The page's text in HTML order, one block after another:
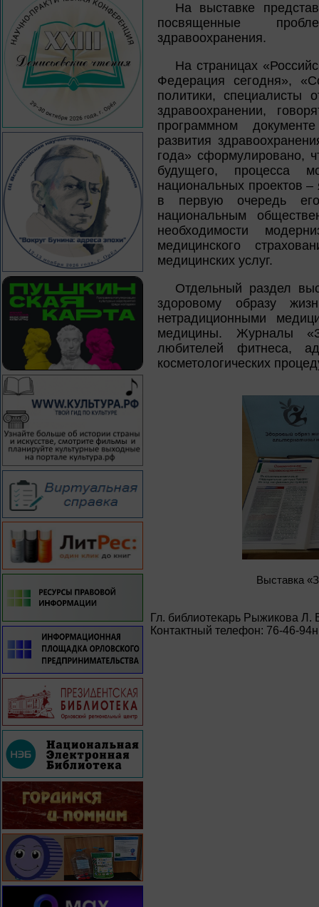
На выставке
посвященные
здравоохранения.
На страницах
Федерация сегодня»,
политики, специалисты
здравоохранении,
программном
развития
года» сформулировано,
будущего, процесса
национальных проектов –
в первую очередь
национальным
необходимости
медицинского
медицинских услуг.
Отдельный раздел
здоровому образу
нетрадиционными
медицины. Журналы
любителей фитнеса,
косметологических
Выставка
Гл. библиотекарь Рыжикова Л.
Контактный телефон: 76-46-94н